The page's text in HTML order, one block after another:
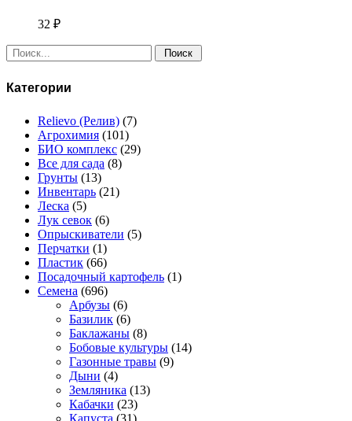
32 ₽
Поиск:
Категории
Relievo (Релив) (7)
Агрохимия (101)
БИО комплекс (29)
Все для сада (8)
Грунты (13)
Инвентарь (21)
Леска (5)
Лук севок (6)
Опрыскиватели (5)
Перчатки (1)
Пластик (66)
Посадочный картофель (1)
Семена (696)
Арбузы (6)
Базилик (6)
Баклажаны (8)
Бобовые культуры (14)
Газонные травы (9)
Дыни (4)
Земляника (13)
Кабачки (23)